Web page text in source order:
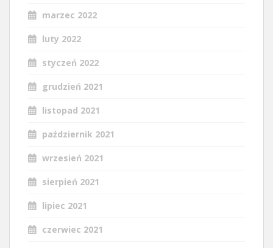
marzec 2022
luty 2022
styczeń 2022
grudzień 2021
listopad 2021
październik 2021
wrzesień 2021
sierpień 2021
lipiec 2021
czerwiec 2021